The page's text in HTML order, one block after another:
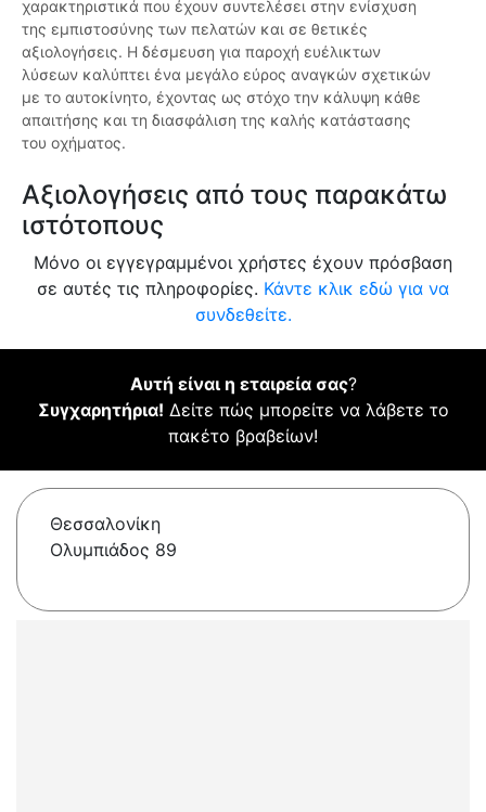
χαρακτηριστικά που έχουν συντελέσει στην ενίσχυση
της εμπιστοσύνης των πελατών και σε θετικές
αξιολογήσεις. Η δέσμευση για παροχή ευέλικτων
λύσεων καλύπτει ένα μεγάλο εύρος αναγκών σχετικών
με το αυτοκίνητο, έχοντας ως στόχο την κάλυψη κάθε
απαιτήσης και τη διασφάλιση της καλής κατάστασης
του οχήματος.
Αξιολογήσεις από τους παρακάτω
ιστότοπους
Μόνο οι εγγεγραμμένοι χρήστες έχουν πρόσβαση
σε αυτές τις πληροφορίες. Κάντε κλικ εδώ για να
συνδεθείτε.
Αυτή είναι η εταιρεία σας?
Συγχαρητήρια! Δείτε πώς μπορείτε να λάβετε το
πακέτο βραβείων!
Θεσσαλονίκη
Ολυμπιάδος 89